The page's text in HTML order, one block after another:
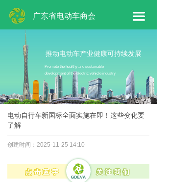
广东省电动车商会 끀
网站首页
商会概况
商会工作
会员专区
新闻动态
联系我们
推动电动车产业健康可持续发展
Promote the healthy and sustainable
development of the electric vehicle industry
创建时间： 2025-11-25 14:10
点击蓝字 关注我们
电动自行车新国标全面实施在即！这些变化要
了解